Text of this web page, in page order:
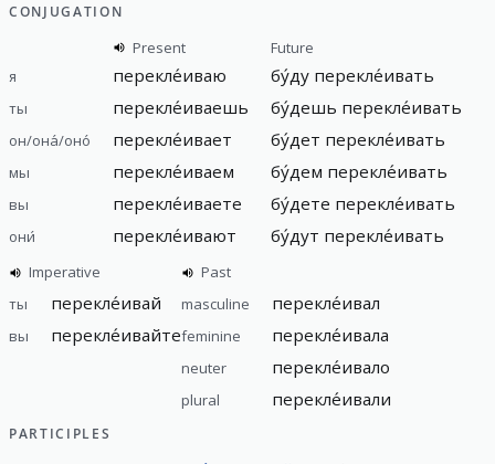
CONJUGATION
Present
Future
я
перекле́иваю бу́ду перекле́ивать
ты перекле́иваешь бу́дешь перекле́ивать
он/она́/оно́ перекле́ивает бу́дет перекле́ивать
мы перекле́иваем бу́дем перекле́ивать
вы перекле́иваете бу́дете перекле́ивать
они́ перекле́ивают бу́дут перекле́ивать
Imperative
ты
перекле́ивай
вы перекле́ивайте
Past
masculine
перекле́ивал
feminine перекле́ивала
neuter перекле́ивало
plural перекле́ивали
PARTICIPLES